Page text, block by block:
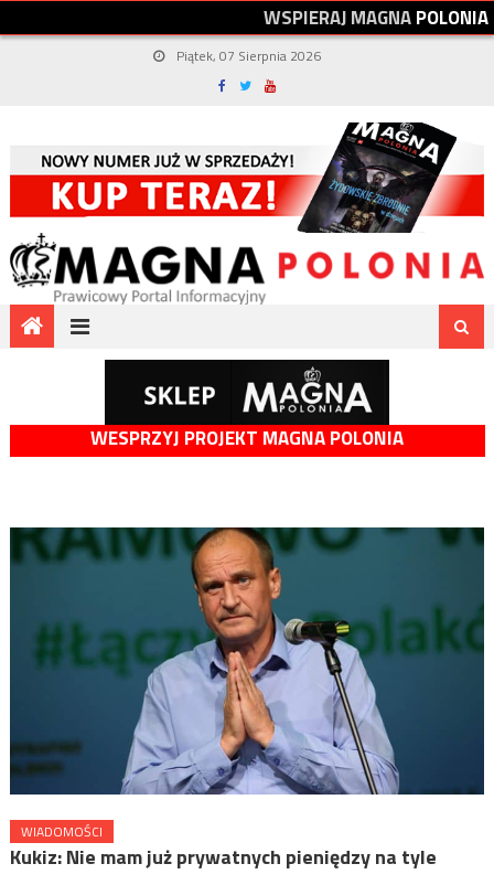
WSPIERAJMAGNAPOLONIA
Piątek, 07 Sierpnia 2026
WESPRZYJ PROJEKT MAGNA POLONIA
WIADOMOŚCI
Kukiz: Nie mam już prywatnych pieniędzy na tyle